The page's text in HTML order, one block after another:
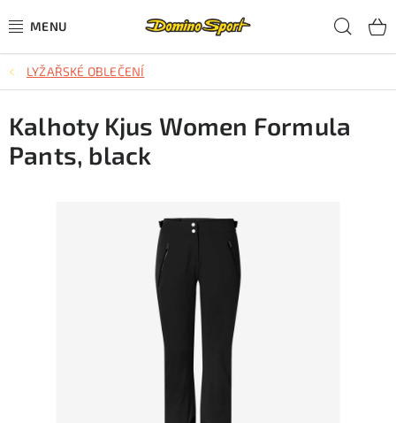
na
CYKLISTIKA
SJEZDOVÉ LYŽOVÁNÍ
SKIALPOVÉ LYŽOVÁNÍ
LYŽAŘSKÉ OBLEČENÍ
Kalhoty Kjus Women Formula
Pants, black